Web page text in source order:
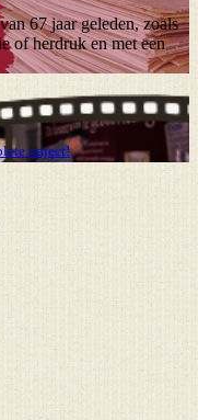
van67 jaargeleden, zoals
of herdruk en met een
traject!